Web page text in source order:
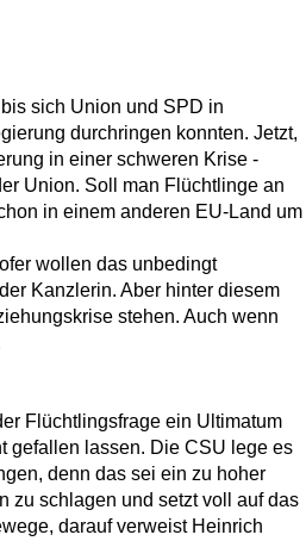
sich Union und SPD in
durchringen konnten. Jetzt,
in einer schweren Krise -
Union. Soll man Flüchtlinge an
in einem anderen EU-Land um
wollen das unbedingt
Kanzlerin. Aber hinter diesem
stehen. Auch wenn
Flüchtlingsfrage ein Ultimatum
gefallen lassen. Die CSU lege es
denn das sei ein zu hoher
zu schlagen und setzt voll auf das
darauf verweist Heinrich